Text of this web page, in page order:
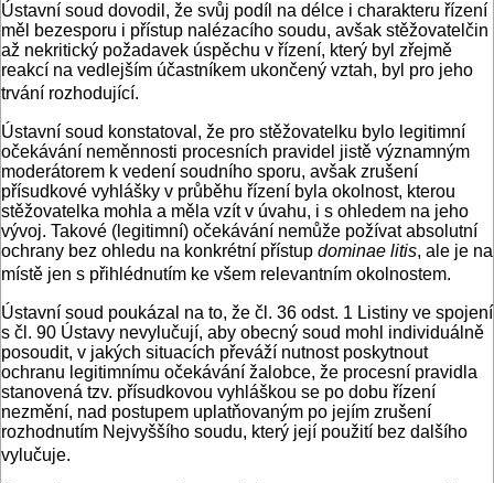
Ústavní soud dovodil, že svůj podíl na délce i charakteru řízení
měl bezesporu i přístup nalézacího soudu, avšak stěžovatelčin
až nekritický požadavek úspěchu v řízení, který byl zřejmě
reakcí na vedlejším účastníkem ukončený vztah, byl pro jeho
trvání rozhodující.
Ústavní soud konstatoval, že pro stěžovatelku bylo legitimní
očekávání neměnnosti procesních pravidel jistě významným
moderátorem k vedení soudního sporu, avšak zrušení
přísudkové vyhlášky v průběhu řízení byla okolnost, kterou
stěžovatelka mohla a měla vzít v úvahu, i s ohledem na jeho
vývoj. Takové (legitimní) očekávání nemůže požívat absolutní
ochrany bez ohledu na konkrétní přístup dominae litis, ale je na
místě jen s přihlédnutím ke všem relevantním okolnostem.
Ústavní soud poukázal na to, že čl. 36 odst. 1 Listiny ve spojení
s čl. 90 Ústavy nevylučují, aby obecný soud mohl individuálně
posoudit, v jakých situacích převáží nutnost poskytnout
ochranu legitimnímu očekávání žalobce, že procesní pravidla
stanovená tzv. přísudkovou vyhláškou se po dobu řízení
nezmění, nad postupem uplatňovaným po jejím zrušení
rozhodnutím Nejvyššího soudu, který její použití bez dalšího
vylučuje.